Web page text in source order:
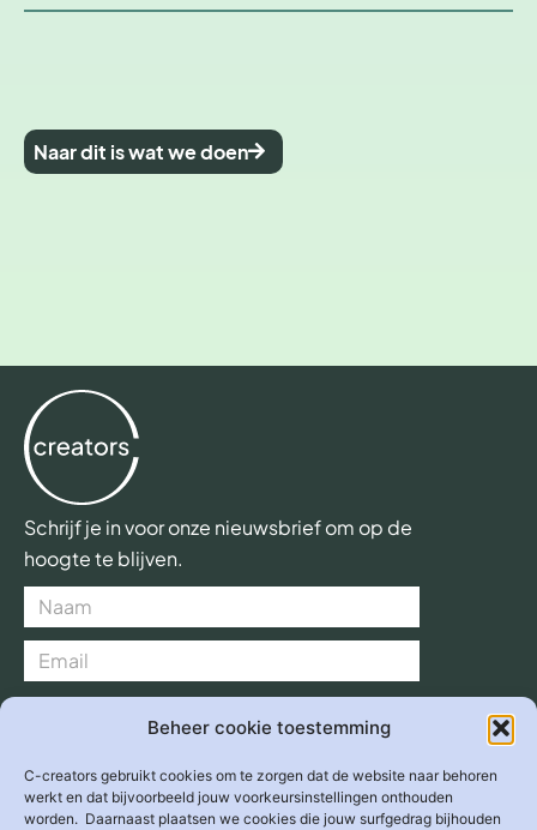
Beheer cookie toestemming
C-creators gebruikt cookies om te zorgen dat de website naar behoren
werkt en dat bijvoorbeeld jouw voorkeursinstellingen onthouden
worden. Daarnaast plaatsen we cookies die jouw surfgedrag bijhouden
Naar dit is wat we doen
Schrijf je in voor onze nieuwsbrief om op de
hoogte te blijven.